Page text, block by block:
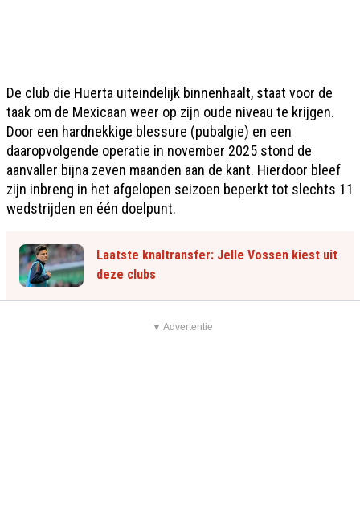
De club die Huerta uiteindelijk binnenhaalt, staat voor de
taak om de Mexicaan weer op zijn oude niveau te krijgen.
Door een hardnekkige blessure (pubalgie) en een
daaropvolgende operatie in november 2025 stond de
aanvaller bijna zeven maanden aan de kant. Hierdoor bleef
zijn inbreng in het afgelopen seizoen beperkt tot slechts 11
wedstrijden en één doelpunt.
Laatste knaltransfer: Jelle Vossen kiest uit
deze clubs
▼ Advertentie